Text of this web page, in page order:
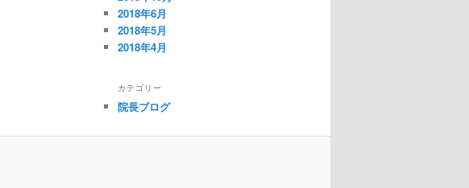
2018年6月
2018年5月
2018年4月
カテゴリー
院長ブログ